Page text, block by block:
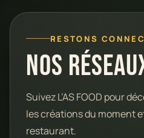
RESTONS
Nos
Suivez L’AS FOOD pour
les créations du moment
restaurant.